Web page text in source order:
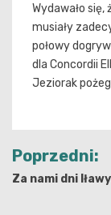
Wydawało
musiały
połowy
dla Concordii
Jeziorak
wpisu
Poprzedni:
Za nami dni